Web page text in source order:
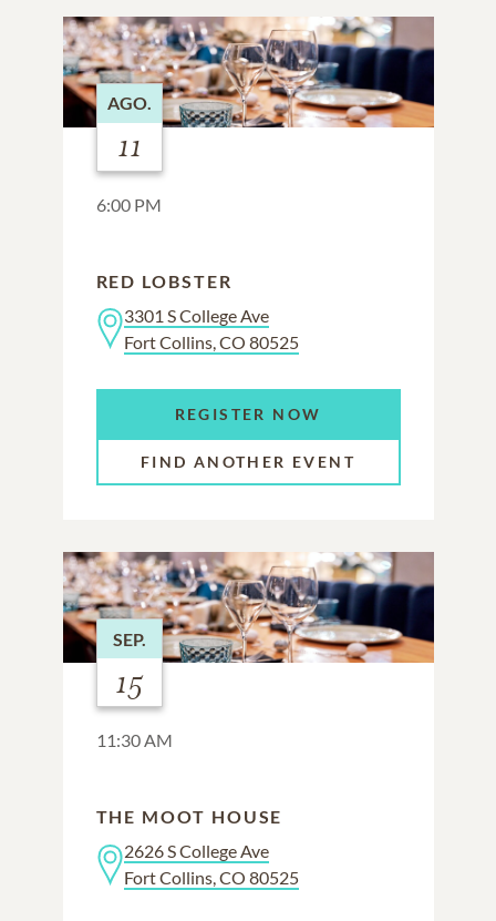
AGO.
11
6:00 PM
RED LOBSTER
3301 S College Ave
Fort Collins, CO 80525
REGISTER NOW
FIND ANOTHER EVENT
SEP.
15
11:30 AM
THE MOOT HOUSE
2626 S College Ave
Fort Collins, CO 80525